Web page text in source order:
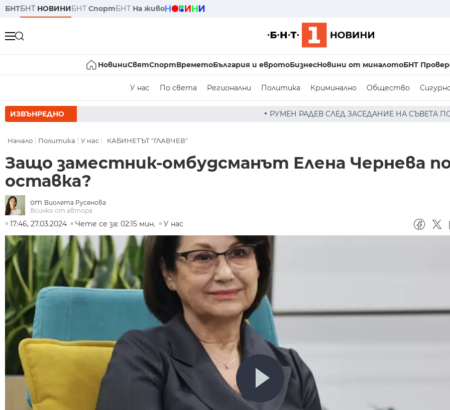
БНТБНТ НОВИНИБНТ СпортБНТ На живо
НовиниСвятСпортВреметоБългария и евротоБизнесНовини от миналотоБНТ
У нас По света Регионални Политика Криминално Общество
ИЗВЪНРЕДНО РУМЕН РАДЕВ СЛЕД ЗАСЕДАНИЕ НА СЪВЕТА ПО СИГУРНОСТТА: ДРОН
Начало Политика У нас КАБИНЕТЪТ "ГЛАВЧЕВ"
Защо заместник-омбудсманът Елена Чернева
оставка?
от Виолета Русенова
Всичко от автора
17:46, 27.03.2024
Чете се за: 02:15 мин. У нас